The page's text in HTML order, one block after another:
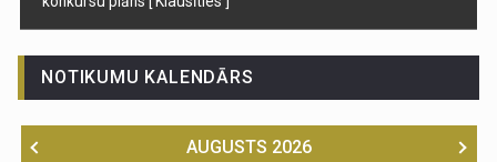
NOTIKUMU KALENDĀRS
AUGUSTS 2026